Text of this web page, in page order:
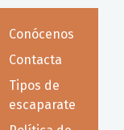
Conócenos
Contacta
Tipos de
escaparate